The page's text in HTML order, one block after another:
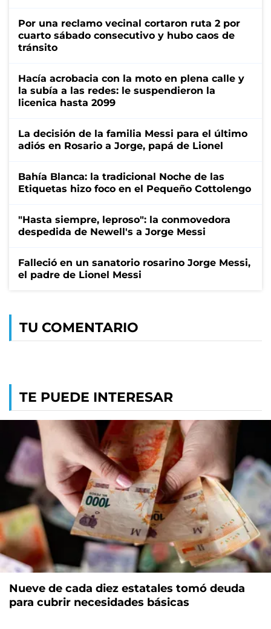
Por una reclamo vecinal cortaron ruta 2 por
cuarto sábado consecutivo y hubo caos de
tránsito
Hacía acrobacia con la moto en plena calle y
la subía a las redes: le suspendieron la
licenica hasta 2099
La decisión de la familia Messi para el último
adiós en Rosario a Jorge, papá de Lionel
Bahía Blanca: la tradicional Noche de las
Etiquetas hizo foco en el Pequeño Cottolengo
"Hasta siempre, leproso": la conmovedora
despedida de Newell's a Jorge Messi
Falleció en un sanatorio rosarino Jorge Messi,
el padre de Lionel Messi
TU COMENTARIO
TE PUEDE INTERESAR
Nueve de cada diez estatales tomó deuda
para cubrir necesidades básicas